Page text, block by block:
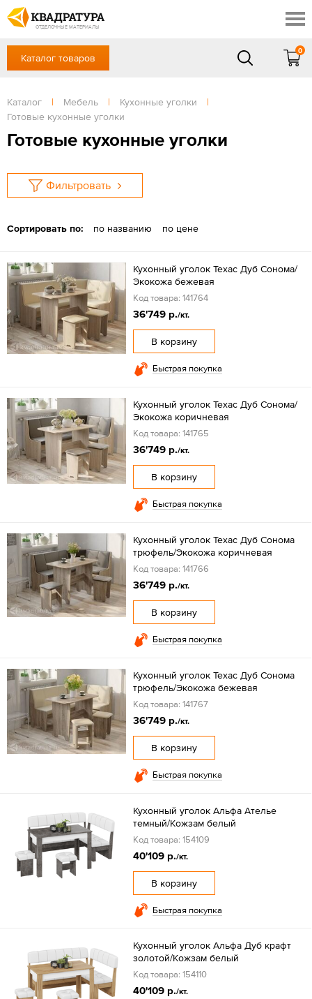
ОТДЕЛОЧНЫЕ МАТЕРИАЛЫ
Скидки
Акции
Готовые решения
Доставка и оплата
Отзывы
+7 (863) 309-13-16
Сб, Вс — выходной
ЗАКАЗАТЬ ЗВОНОК
Вход / Регистрация
Каталог товаров
0
Каталог | Мебель | Кухонные уголки
|
Готовые кухонные уголки
Готовые кухонные уголки
Фильтровать
Сортировать по: по названию по цене
Кухонный уголок Техас Дуб Сонома/
Экокожа бежевая
Код товара: 141764
36'749 р./кт.
В корзину
Быстрая покупка
Кухонный уголок Техас Дуб Сонома/
Экокожа коричневая
Код товара: 141765
36'749 р./кт.
В корзину
Быстрая покупка
Кухонный уголок Техас Дуб Сонома
трюфель/Экокожа коричневая
Код товара: 141766
36'749 р./кт.
В корзину
Быстрая покупка
Кухонный уголок Техас Дуб Сонома
трюфель/Экокожа бежевая
Код товара: 141767
36'749 р./кт.
В корзину
Быстрая покупка
Кухонный уголок Альфа Ателье
темный/Кожзам белый
Код товара: 154109
40'109 р./кт.
В корзину
Быстрая покупка
Кухонный уголок Альфа Дуб крафт
золотой/Кожзам белый
Код товара: 154110
40'109 р./кт.